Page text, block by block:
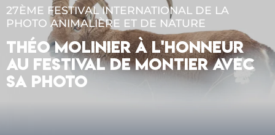
27ÈME FESTIVAL INTERNATIONAL DE LA
PHOTO ANIMALIÈRE ET DE NATURE
THÉO MOLINIER À L'HONNEUR
AU FESTIVAL DE MONTIER AVEC
SA PHOTO